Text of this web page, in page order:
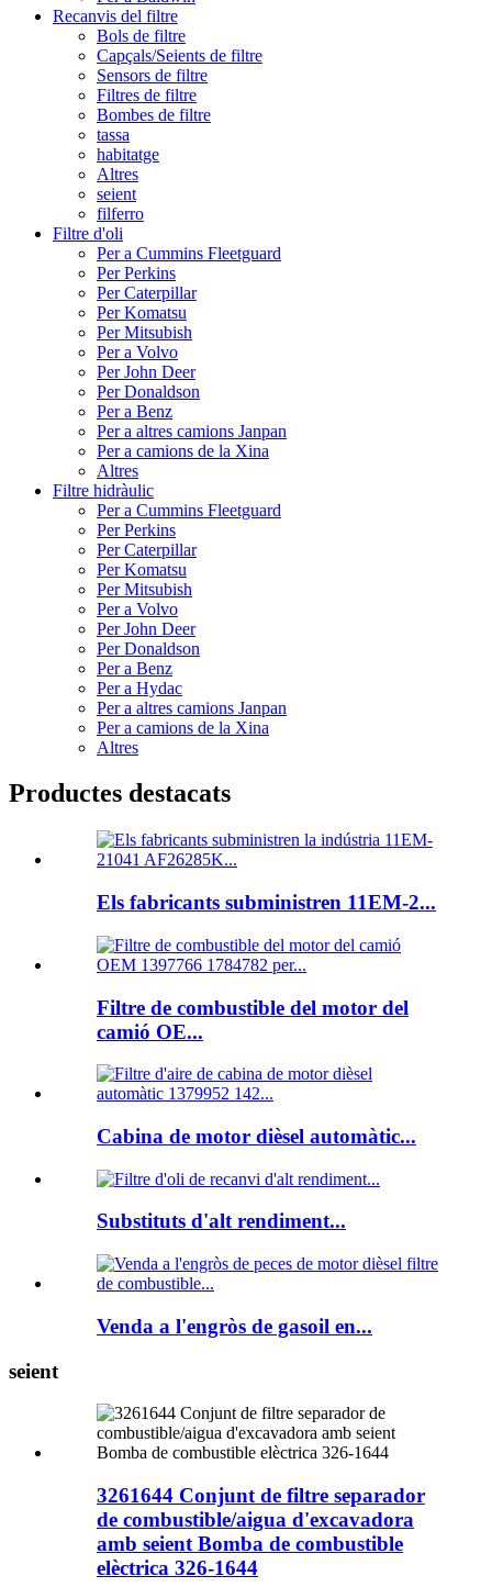
Recanvis del filtre
Bols de filtre
Capçals/Seients de filtre
Sensors de filtre
Filtres de filtre
Bombes de filtre
tassa
habitatge
Altres
seient
filferro
Filtre d'oli
Per a Cummins Fleetguard
Per Perkins
Per Caterpillar
Per Komatsu
Per Mitsubish
Per a Volvo
Per John Deer
Per Donaldson
Per a Benz
Per a altres camions Janpan
Per a camions de la Xina
Altres
Filtre hidràulic
Per a Cummins Fleetguard
Per Perkins
Per Caterpillar
Per Komatsu
Per Mitsubish
Per a Volvo
Per John Deer
Per Donaldson
Per a Benz
Per a Hydac
Per a altres camions Janpan
Per a camions de la Xina
Altres
Productes destacats
Els fabricants subministren 11EM-2...
Filtre de combustible del motor del
camió OE...
Cabina de motor dièsel automàtic...
Substituts d'alt rendiment...
Venda a l'engròs de gasoil en...
seient
3261644 Conjunt de filtre separador
de combustible/aigua d'excavadora
amb seient Bomba de combustible
elèctrica 326-1644